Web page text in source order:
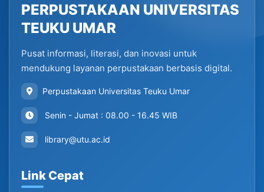
PERPUSTAKAAN UNIVERSITAS
TEUKU UMAR
Pusat informasi, literasi, dan inovasi untuk
mendukung layanan perpustakaan berbasis digital.
Perpustakaan Universitas Teuku Umar
Senin - Jumat : 08.00 - 16.45 WIB
library@utu.ac.id
Link Cepat